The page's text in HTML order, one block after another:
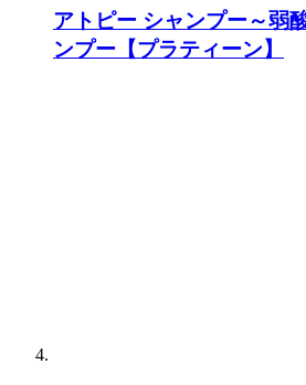
アトピー シャンプー～弱
ンプー【プラティーン】